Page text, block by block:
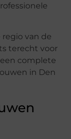
van de
terecht voor
complete
in Den